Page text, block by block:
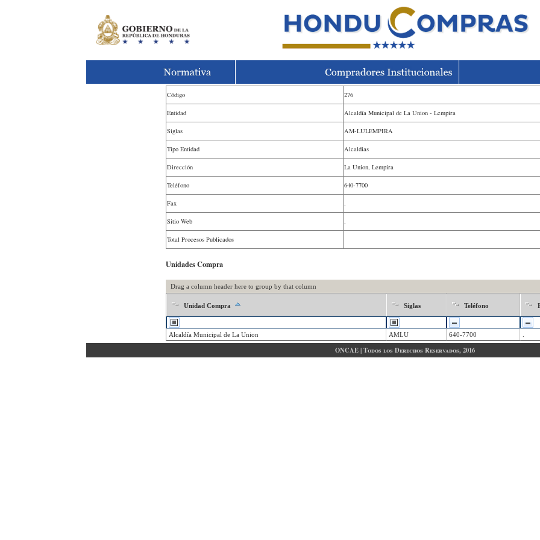
Código 276
Entidad Alcaldía Municipal de La Union - Lempira
Siglas AM-LULEMPIRA
Tipo Entidad Alcaldias
Dirección La Union, Lempira
Teléfono 640-7700
Fax .
Sitio Web .
Total Procesos Publicados
Unidades Compra
Drag a column header here to group by that column
Unidad Compra Siglas Teléfono
Alcaldía Municipal de La Union AMLU 640-7700
ONCAE | Todos los Derechos Reservados, 2016